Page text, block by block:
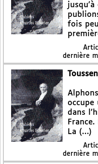
fois
dernière
occupe
dans
La (…)
dernière